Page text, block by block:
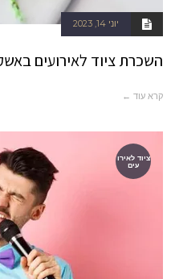
יוני 14, 2023
השכרת ציוד לאירועים
קרא עוד ←
ציוד לאירו
עים